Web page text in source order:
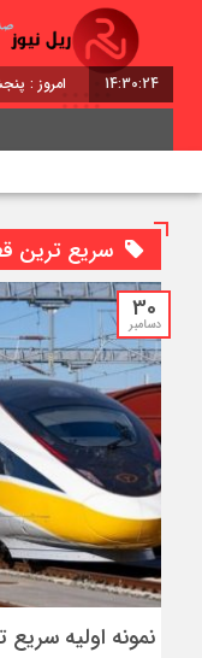
14:30:25 امروز : پنجشنبه, ۱۵
سریع ترین
30
دسامبر
نمونه اولیه